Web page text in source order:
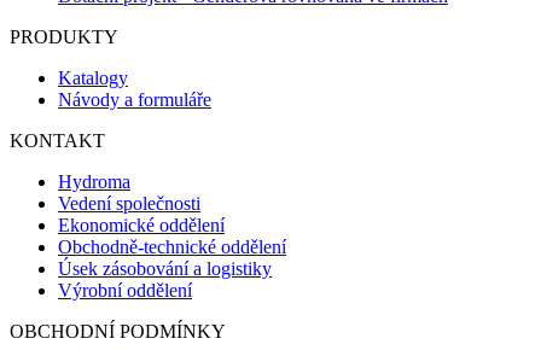
PRODUKTY
Katalogy
Návody a formuláře
KONTAKT
Hydroma
Vedení společnosti
Ekonomické oddělení
Obchodně-technické oddělení
Úsek zásobování a logistiky
Výrobní oddělení
OBCHODNÍ PODMÍNKY